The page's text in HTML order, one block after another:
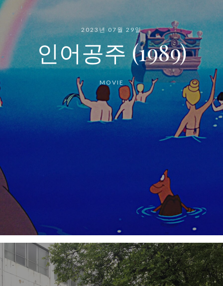
2023년 07월 29일
인어공주 (1989)
MOVIE